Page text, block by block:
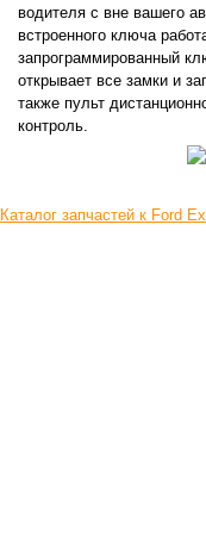
водителя с вне вашего
встроенного ключа
запрограммированный
открывает все замки и
также пульт
контроль.
Каталог запчастей к Ford